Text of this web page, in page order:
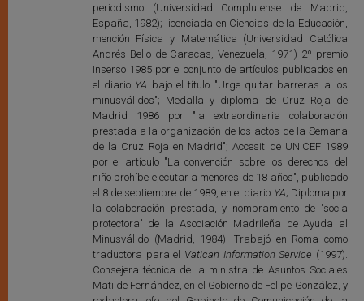
periodismo (Universidad Complutense de Madrid,
España, 1982); licenciada en Ciencias de la Educación,
mención Física y Matemática (Universidad Católica
Andrés Bello de Caracas, Venezuela, 1971) 2º premio
Inserso 1985 por el conjunto de artículos publicados en
el diario YA bajo el título "Urge quitar barreras a los
minusválidos"; Medalla y diploma de Cruz Roja de
Madrid 1986 por "la extraordinaria colaboración
prestada a la organización de los actos de la Semana
de la Cruz Roja en Madrid"; Accesit de UNICEF 1989
por el artículo "La convención sobre los derechos del
niño prohíbe ejecutar a menores de 18 años", publicado
el 8 de septiembre de 1989, en el diario YA; Diploma por
la colaboración prestada, y nombramiento de "socia
protectora" de la Asociación Madrileña de Ayuda al
Minusválido (Madrid, 1984). Trabajó en Roma como
traductora para el Vatican Information Service (1997).
Consejera técnica de la ministra de Asuntos Sociales
Matilde Fernández, en el Gobierno de Felipe González, y